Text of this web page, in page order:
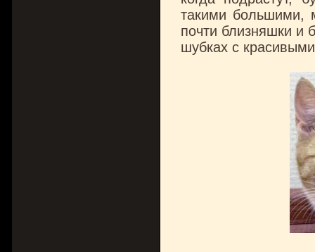
такими большими,
почти близняшки и
шубках с